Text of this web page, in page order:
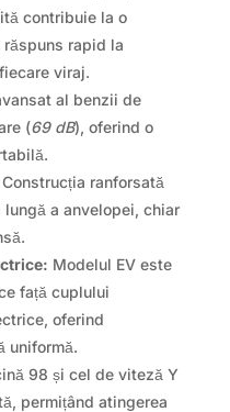
contribuie la o
rapid la
viraj.
al benzii de
(69 dB), oferind o
Construcția ranforsată
a anvelopei, chiar
Modelul EV este
față cuplului
oferind
uniformă.
98 și cel de viteză Y
permițând atingerea